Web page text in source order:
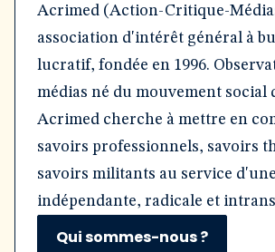
Acrimed (Action-Critique-
association d'intérêt général à
lucratif, fondée en 1996.
médias né du mouvement social
Acrimed cherche à mettre en
savoirs professionnels, savoirs
savoirs militants au service
indépendante, radicale et
Qui sommes-nous ?